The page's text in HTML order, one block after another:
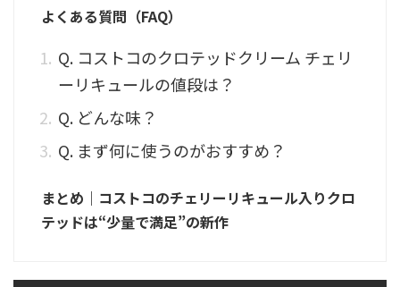
よくある質問（FAQ）
Q. コストコのクロテッドクリーム チェリ
ーリキュールの値段は？
Q. どんな味？
Q. まず何に使うのがおすすめ？
まとめ｜コストコのチェリーリキュール入りクロ
テッドは“少量で満足”の新作